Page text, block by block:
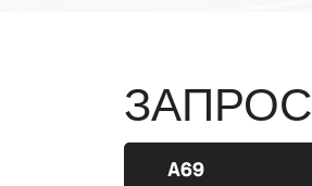
ЗАПРОС